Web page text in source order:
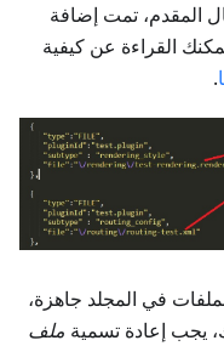
المقدم، تمت إضافة
القراءة عن كيفية
.
في المجلد جاهزة،
يجب إعادة تسمية ملف